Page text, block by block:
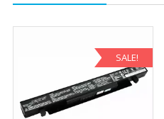
SALE!